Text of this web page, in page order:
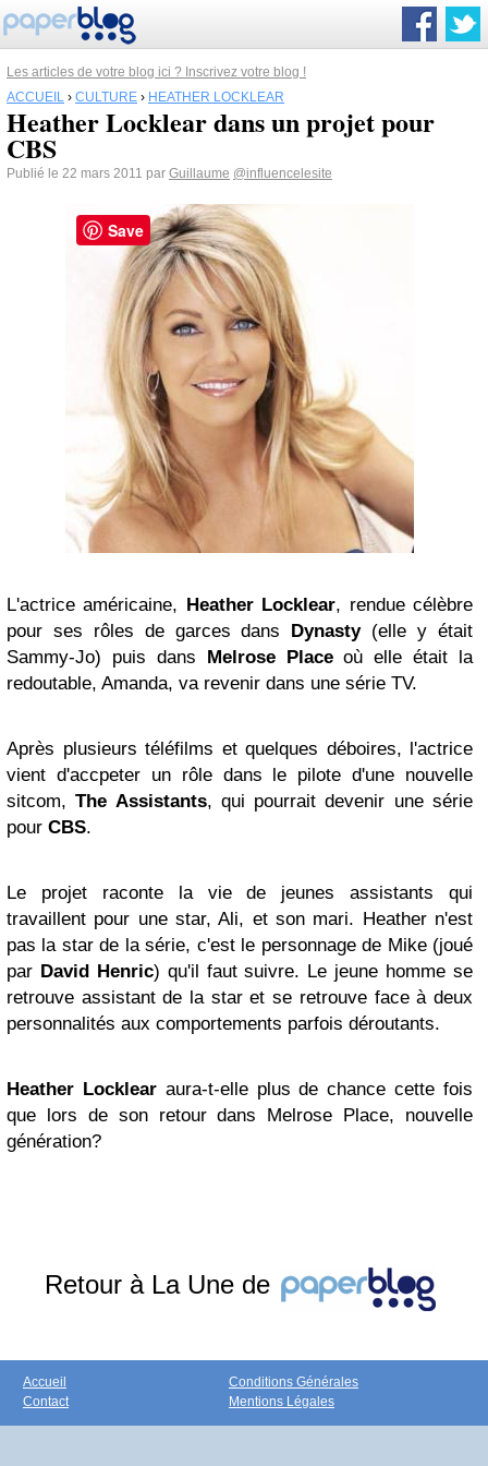
Les articles de votre blog ici ? Inscrivez votre blog !
ACCUEIL › CULTURE › HEATHER LOCKLEAR
Heather Locklear dans un projet pour
CBS
Publié le 22 mars 2011 par Guillaume @influencelesite
L'actrice américaine, Heather Locklear, rendue célèbre
pour ses rôles de garces dans Dynasty(elle y était
Sammy-Jo) puis dans Melrose Placeoù elle était la
redoutable, Amanda, va revenir dans une série TV.
Après plusieurs téléfilms et quelques déboires, l'actrice
vient d'accpeter un rôle dans le pilote d'une nouvelle
sitcom,The Assistants, qui pourrait devenir une série
pour CBS.
Le projet raconte la vie de jeunes assistants qui
travaillent pour une star, Ali, et son mari. Heather n'est
pas la star de la série, c'est le personnage de Mike (joué
par David Henric) qu'il faut suivre. Le jeune homme se
retrouve assistant de la star et se retrouve face à deux
personnalités aux comportements parfois déroutants.
Heather Locklearaura-t-elle plus de chance cette fois
que lors de son retour dans Melrose Place, nouvelle
génération?
Retour à La Une de
Accueil
Contact
Conditions Générales
Mentions Légales
Save